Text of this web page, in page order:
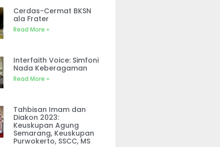
Cerdas-Cermat BKSN
ala Frater
Read More »
Interfaith Voice: Simfoni
Nada Keberagaman
Read More »
Tahbisan Imam dan
Diakon 2023:
Keuskupan Agung
Semarang, Keuskupan
Purwokerto, SSCC, MS